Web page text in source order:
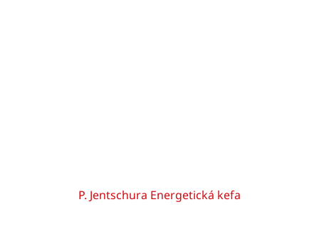
P. Jentschura Energetická kefa